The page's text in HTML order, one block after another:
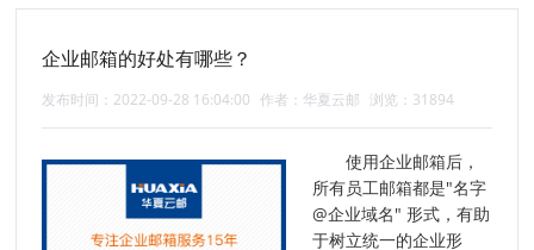
企业邮箱的好处有哪些？
发布时间：2022-09-28 16:04:00 作者：华夏云邮 浏览：31894
使用企业邮箱后，
所有员工邮箱都是"名字
@企业域名" 形式，有助
于树立统一的企业形